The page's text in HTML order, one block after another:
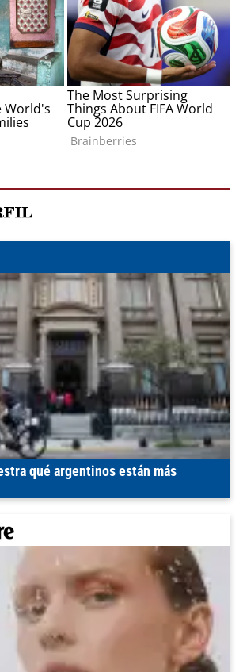
qué argentinos están más